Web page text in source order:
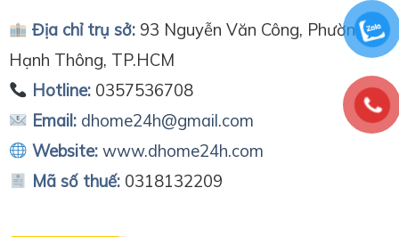
Địa chỉ trụ sở:93 Nguyễn Văn Công, Phường
Hạnh Thông, TP.HCM
Hotline:0357536708
Email: dhome24h@gmail.com
Website: www.dhome24h.com
Mã số thuế: 0318132209